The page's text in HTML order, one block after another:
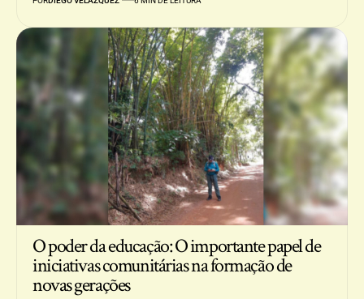
O poder da educação: O importante papel de
iniciativas comunitárias na formação de
novas gerações